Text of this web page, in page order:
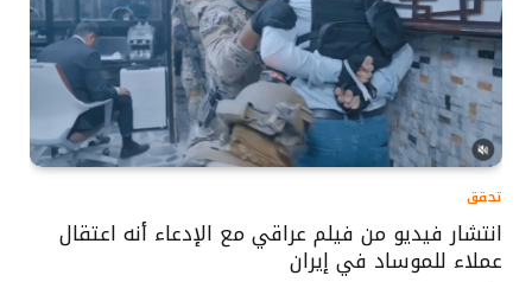
تحقق
انتشار فيديو من فيلم عراقي مع الإدعاء أنه اعتقال
عملاء للموساد في إيران